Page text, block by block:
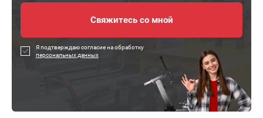
Я подтверждаю согласие на обработку
персональных данных